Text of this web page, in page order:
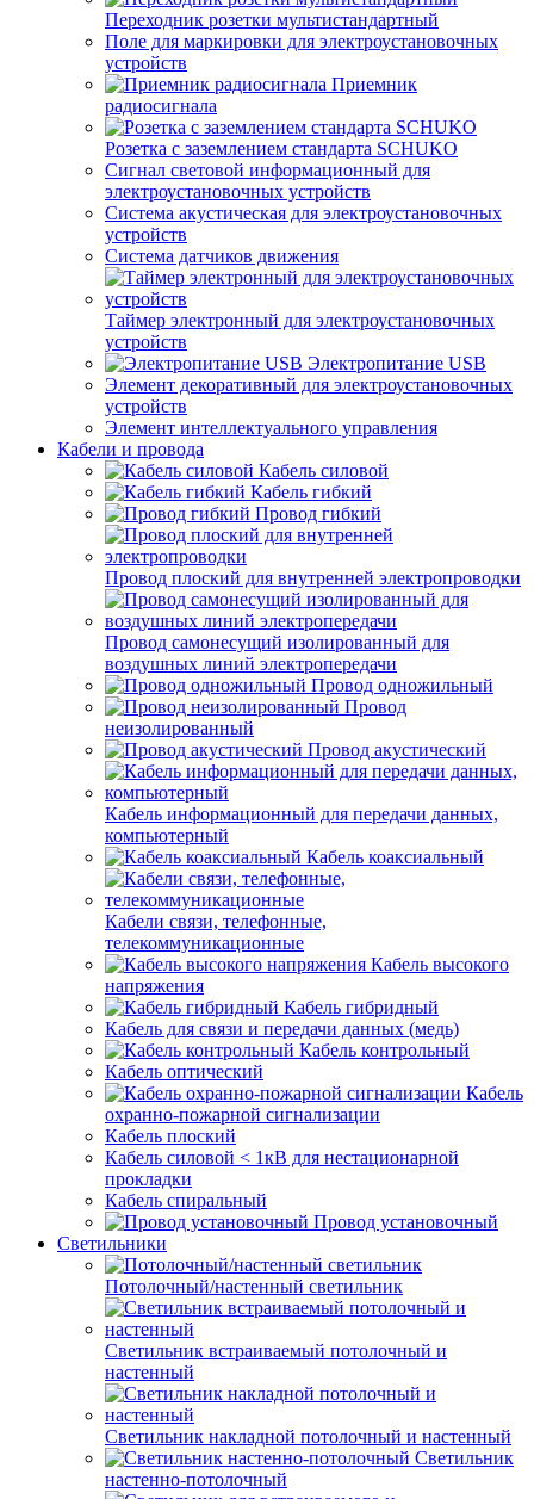
Переходник розетки мультистандартный
Поле для маркировки для электроустановочных
устройств
Приемник
радиосигнала
Розетка с заземлением стандарта SCHUKO
Сигнал световой информационный для
электроустановочных устройств
Система акустическая для электроустановочных
устройств
Система датчиков движения
Таймер электронный для электроустановочных
устройств
Электропитание USB
Элемент декоративный для электроустановочных
устройств
Элемент интеллектуального управления
Кабели и провода
Кабель силовой
Кабель гибкий
Провод гибкий
Провод плоский для внутренней электропроводки
Провод самонесущий изолированный для
воздушных линий электропередачи
Провод одножильный
Провод
неизолированный
Провод акустический
Кабель информационный для передачи данных,
компьютерный
Кабель коаксиальный
Кабели связи, телефонные,
телекоммуникационные
Кабель высокого
напряжения
Кабель гибридный
Кабель для связи и передачи данных (медь)
Кабель контрольный
Кабель оптический
Кабель
охранно-пожарной сигнализации
Кабель плоский
Кабель силовой < 1кВ для нестационарной
прокладки
Кабель спиральный
Провод установочный
Светильники
Потолочный/настенный светильник
Светильник встраиваемый потолочный и
настенный
Светильник накладной потолочный и настенный
Светильник
настенно-потолочный